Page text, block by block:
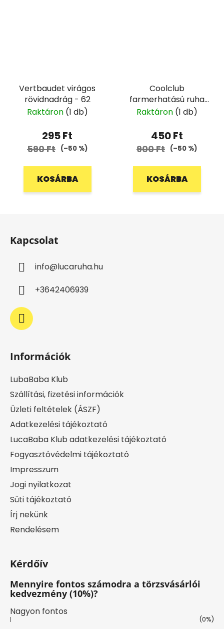
Vertbaudet virágos
rövidnadrág - 62
Raktáron (1 db)
295 Ft
590 Ft (–50 %)
KOSÁRBA
Coolclub
farmerhatású ruha
csipkével - 110
Raktáron (1 db)
450 Ft
900 Ft (–50 %)
KOSÁRBA
Kapcsolat
info@lucaruha.hu
+3642406939
Információk
LubaBaba Klub
Szállítási, fizetési információk
Üzleti feltételek (ÁSZF)
Adatkezelési tájékoztató
LucaBaba Klub adatkezelési tájékoztató
Fogyasztóvédelmi tájékoztató
Impresszum
Jogi nyilatkozat
Süti tájékoztató
Írj nekünk
Rendelésem
Kérdőív
Mennyire fontos számodra a törzsvásárlói
kedvezmény (10%)?
Nagyon fontos
(0%)